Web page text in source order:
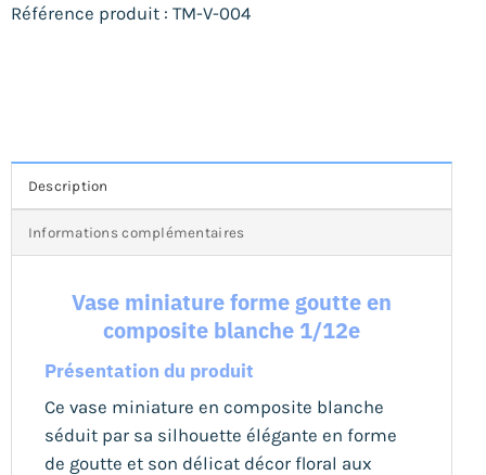
Référence produit : TM-V-004
Description
Informations complémentaires
Vase miniature forme goutte en
composite blanche 1/12e
Présentation du produit
Ce vase miniature en composite blanche
séduit par sa silhouette élégante en forme
de goutte et son délicat décor floral aux